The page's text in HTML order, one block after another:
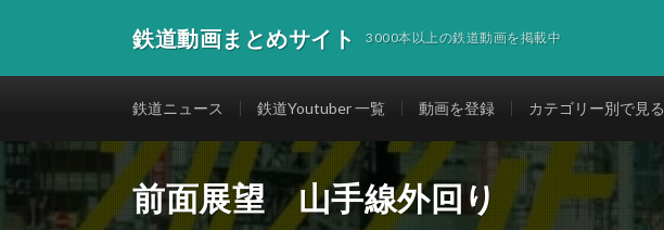
鉄道動画まとめサイト 3000本以上の鉄道動画を掲載中
鉄道ニュース 鉄道Youtuber 一覧 動画を登録 カテゴリー別で見る
前面展望 山手線外回り